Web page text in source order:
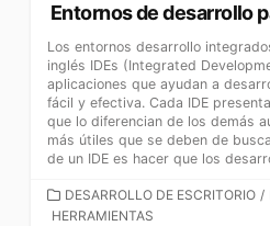
Entornos de desarrollo
Los entornos desarrollo
inglés IDEs (Integrated
aplicaciones que ayudan a
fácil y efectiva. Cada IDE
que lo diferencian de los demás
más útiles que se deben de
de un IDE es hacer que los
CATEGORÍAS
DESARROLLO DE ESCRITORIO /
HERRAMIENTAS